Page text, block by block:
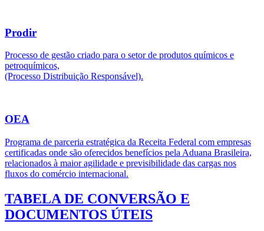
Prodir
Processo de gestão criado para o setor de produtos químicos e
petroquímicos,
(Processo Distribuição Responsável).
OEA
Programa de parceria estratégica da Receita Federal com empresas
certificadas onde são oferecidos benefícios pela Aduana Brasileira,
relacionados à maior agilidade e previsibilidade das cargas nos
fluxos do comércio internacional.
TABELA DE CONVERSÃO E
DOCUMENTOS ÚTEIS